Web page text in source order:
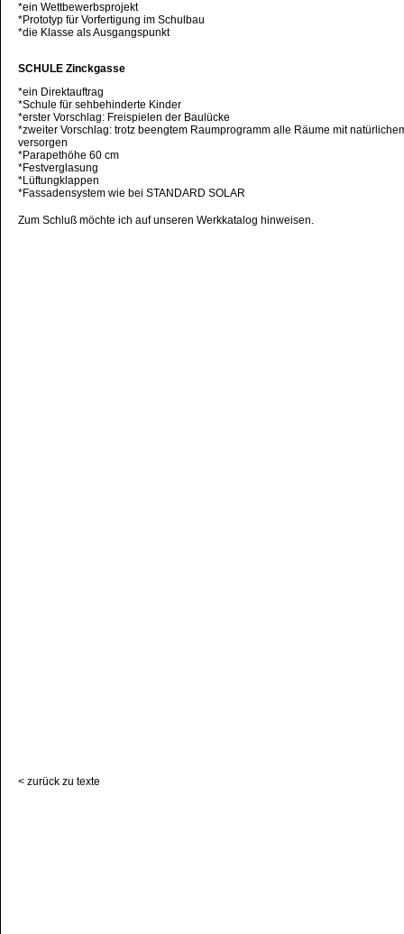
*ein Wettbewerbsprojekt
*Prototyp für Vorfertigung im Schulbau
*die Klasse als Ausgangspunkt
SCHULE Zinckgasse
*ein Direktauftrag
*Schule für sehbehinderte Kinder
*erster Vorschlag: Freispielen der Baulücke
*zweiter Vorschlag: trotz beengtem Raumprogramm alle Räume mit
versorgen
*Parapethöhe 60 cm
*Festverglasung
*Lüftungklappen
*Fassadensystem wie bei STANDARD SOLAR
Zum Schluß möchte ich auf unseren Werkkatalog hinweisen.
< zurück zu texte